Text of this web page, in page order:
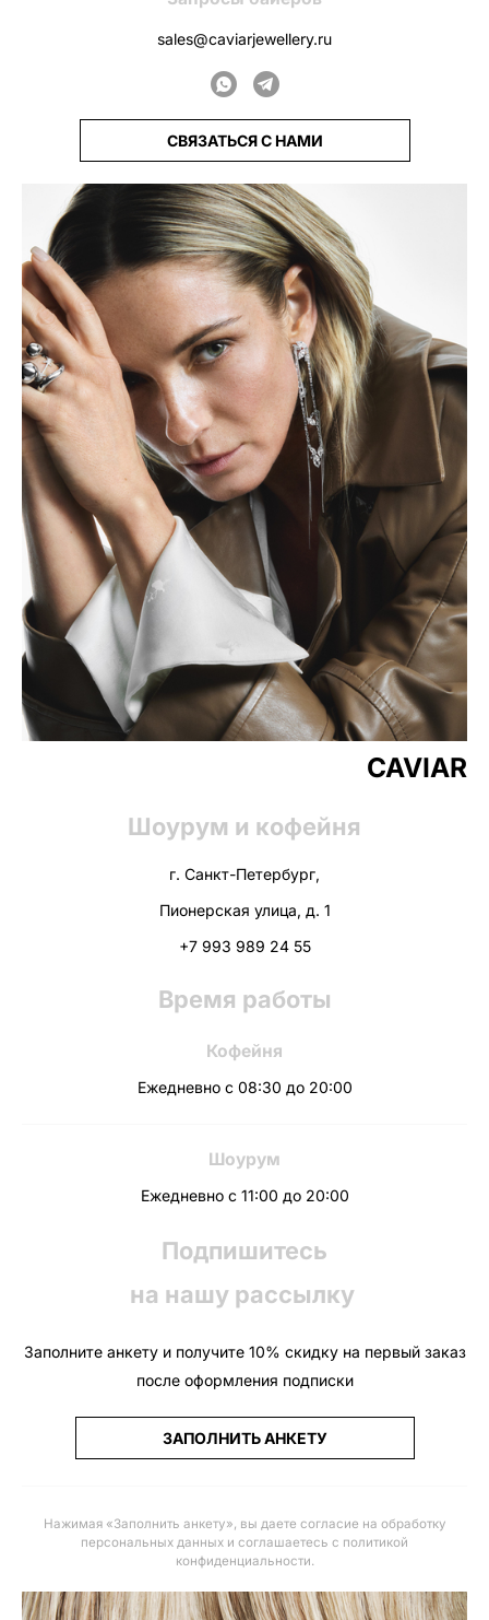
sales@caviarjewellery.ru
СВЯЗАТЬСЯ С НАМИ
CAVIAR
Шоурум и кофейня
г. Санкт-Петербург,
Пионерская улица, д. 1
+7 993 989 24 55
Время работы
Кофейня
Ежедневно с 08:30 до 20:00
Шоурум
Ежедневно с 11:00 до 20:00
Подпишитесь
на нашу рассылку
Заполните анкету и получите 10% скидку на первый заказ
после оформления подписки
ЗАПОЛНИТЬ АНКЕТУ
Нажимая «Заполнить анкету», вы даете согласие на обработку
персональных данных и соглашаетесь с политикой
конфиденциальности.